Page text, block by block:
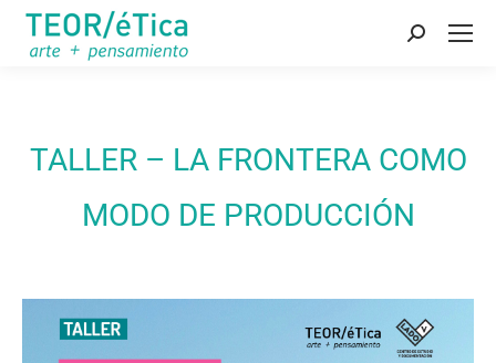
Buscar:
TALLER – LA FRONTERA COMO
MODO DE PRODUCCIÓN